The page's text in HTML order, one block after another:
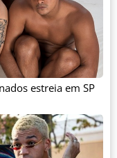
estreia em SP